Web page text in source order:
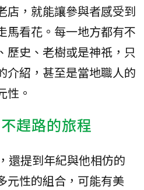
店，就能讓參與者感受到
馬看花。每一地方都有不
歷史、老樹或是神祇，只
介紹，甚至是當地職人的
性。
趕路的旅程
還提到年紀與他相仿的
元性的組合，可能有美